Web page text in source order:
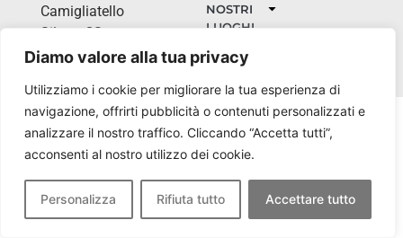
Diamo valore alla tua privacy
Utilizziamo i cookie per migliorare la tua esperienza di
navigazione, offrirti pubblicità o contenuti personalizzati e
analizzare il nostro traffico. Cliccando “Accetta tutti”,
acconsenti al nostro utilizzo dei cookie.
Personalizza Rifiuta tutto Accettare tutto
Camigliatello
Silano CS
NOSTRI
LUOGHI